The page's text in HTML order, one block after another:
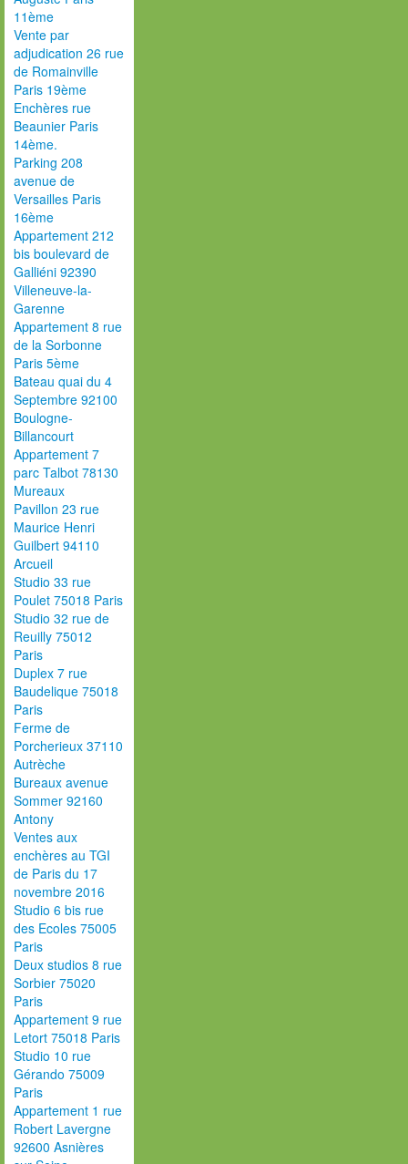
11ème
Vente par
adjudication 26 rue
de Romainville
Paris 19ème
Enchères rue
Beaunier Paris
14ème.
Parking 208
avenue de
Versailles Paris
16ème
Appartement 212
bis boulevard de
Galliéni 92390
Villeneuve-la-
Garenne
Appartement 8 rue
de la Sorbonne
Paris 5ème
Bateau quai du 4
Septembre 92100
Boulogne-
Billancourt
Appartement 7
parc Talbot 78130
Mureaux
Pavillon 23 rue
Maurice Henri
Guilbert 94110
Arcueil
Studio 33 rue
Poulet 75018 Paris
Studio 32 rue de
Reuilly 75012
Paris
Duplex 7 rue
Baudelique 75018
Paris
Ferme de
Porcherieux 37110
Autrèche
Bureaux avenue
Sommer 92160
Antony
Ventes aux
enchères au TGI
de Paris du 17
novembre 2016
Studio 6 bis rue
des Ecoles 75005
Paris
Deux studios 8 rue
Sorbier 75020
Paris
Appartement 9 rue
Letort 75018 Paris
Studio 10 rue
Gérando 75009
Paris
Appartement 1 rue
Robert Lavergne
92600 Asnières